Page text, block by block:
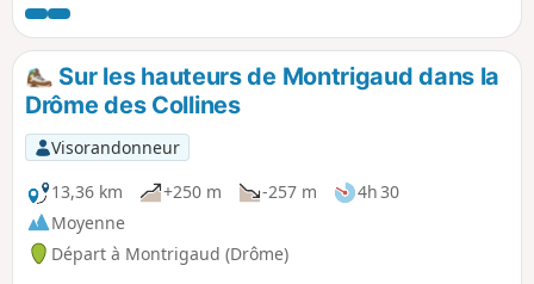
chaussures alors indispensables.
Sur les hauteurs de Montrigaud dans la
Drôme des Collines
Visorandonneur
13,36 km
+250 m -257 m
4h 30
Moyenne
Départ à Montrigaud (Drôme)